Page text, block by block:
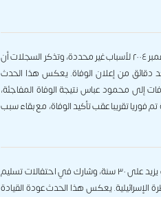
تؤكد منظمة التحرير الفلسطينية وفاة ياسر عرفات في ١١ نوفمبر ٢٠٠٤ لأسباب غير محددة، وتذكر السجلات أن
دقائق من إعلان الوفاة. يعكس هذا الحدث
إلى محمود عباس نتيجة الوفاة المفاجئة،
تقريبا عقب تأكيد الوفاة، مع بقاء سبب
ياسر عرفات عاد إلى مدينة الخليل في ١٩ يناير ١٩٩٧ بعد غياب يزيد على ٣٠ سنة، وشارك في احتفالات تسليم
الإسرائيلية. يعكس هذا الحدث عودة القيادة